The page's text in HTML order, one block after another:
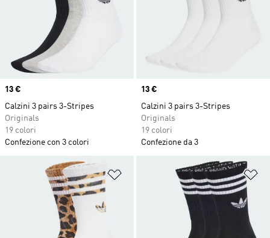
Price
13 €
Calzini 3 pairs 3-Stripes
Originals
19 colori
Confezione con 3 colori
Price
13 €
Calzini 3 pairs 3-Stripes
Originals
19 colori
Confezione da 3
Aggiungi alla lista dei desideri